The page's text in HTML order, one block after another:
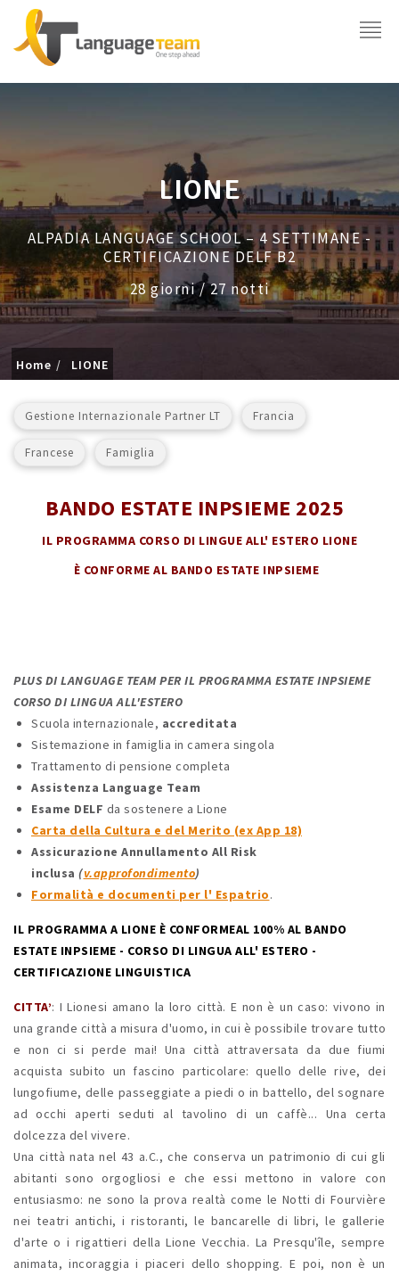
LIONE
ALPADIA LANGUAGE SCHOOL – 4 SETTIMANE -
CERTIFICAZIONE DELF B2
28 giorni / 27 notti
Home LIONE
Gestione Internazionale Partner LT Francia
Francese Famiglia
BANDO ESTATE INPSIEME 2025
IL PROGRAMMA CORSO DI LINGUE ALL' ESTERO LIONE
È CONFORME AL BANDO ESTATE INPSIEME
PLUS DI LANGUAGE TEAM PER IL PROGRAMMA ESTATE INPSIEME
CORSO DI LINGUA ALL'ESTERO
Scuola internazionale, accreditata
Sistemazione in famiglia in camera singola
Trattamento di pensione completa
Assistenza Language Team
Esame DELF da sostenere a Lione
Carta della Cultura e del Merito (ex App 18)
Assicurazione Annullamento All Risk
inclusa (v.approfondimento)
Formalità e documenti per l' Espatrio.
IL PROGRAMMA A LIONE È CONFORMEAL 100% AL BANDO
ESTATE INPSIEME - CORSO DI LINGUA ALL' ESTERO -
CERTIFICAZIONE LINGUISTICA
CITTA’: I Lionesi amano la loro città. E non è un caso: vivono in
una grande città a misura d'uomo, in cui è possibile trovare tutto
e non ci si perde mai! Una città attraversata da due fiumi
acquista subito un fascino particolare: quello delle rive, dei
lungofiume, delle passeggiate a piedi o in battello, del sognare
ad occhi aperti seduti al tavolino di un caffè... Una certa
dolcezza del vivere.
Una città nata nel 43 a.C., che conserva un patrimonio di cui gli
abitanti sono orgogliosi e che essi mettono in valore con
entusiasmo: ne sono la prova realtà come le Notti di Fourvière
nei teatri antichi, i ristoranti, le bancarelle di libri, le gallerie
d'arte o i rigattieri della Lione Vecchia. La Presqu'île, sempre
animata, incoraggia i piaceri dello shopping. E poi, non è un